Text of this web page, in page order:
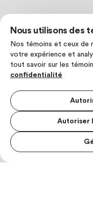
Nous utilisons des
Nos témoins et ceux de
votre expérience et
tout savoir sur les
confidentialité
Autoriser